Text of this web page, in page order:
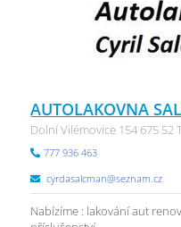
AUTOLAKOVNA
Dolní Vilémovice 154 675 52
777 936 463
cyrdasalcman@seznam.cz
Nabízíme : lakování aut